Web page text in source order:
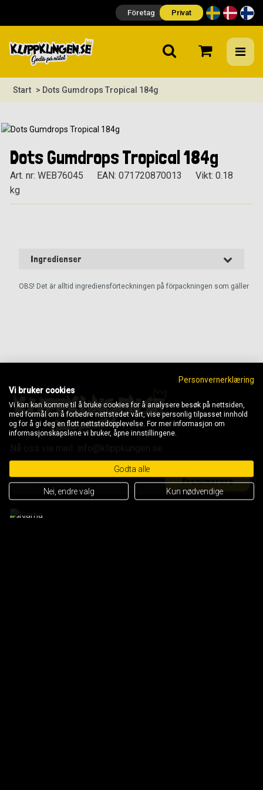
Företag Privat
Start > Dots Gumdrops Tropical 184g
Dots Gumdrops Tropical 184g
Art. nr: WEB76045 EAN: 071720870013
Vikt: 0.18
kg
Ingredienser
OBS! Det är alltid ingrediensförteckningen på förpackningen som gäller
Personvernerklæring
Vi bruker cookies
Vi kan kan komme til å bruke cookies for å analysere besøk på nettsiden,
med formål om å forbedre nettstedet vårt, vise personlig tilpasset innhold
og for å gi deg en flott nettstedopplevelse. For mer informasjon om
informasjonskapslene vi bruker, åpne innstillingene.
Godta alle
Nei, endre valg Kun nødvendige